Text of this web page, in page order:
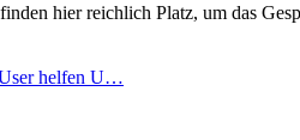
hier reichlich Platz, um das
helfen U…